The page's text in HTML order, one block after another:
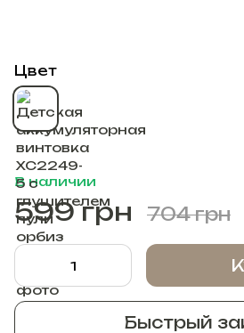
Цвет
В наличии
599 грн 704 грн
Быстрый